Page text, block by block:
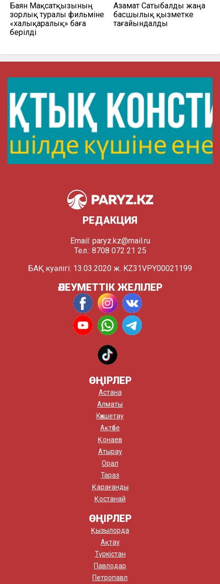
Баян Мақсатқызының
зорлық туралы фильміне
«халықаралық» баға
берілді
Азамат Сатыбалды жаңа
басшылық қызметке
тағайындалды
РЕДАКЦИЯ
Email: paryz.kz@mail.ru
Тел.: 8708 072 21 25
БАҚ куәлігі: 13.03.2020 ж. KZ31VPY00021199
ӘЛЕУМЕТТІК ЖЕЛІЛЕР
ӨҢІРЛЕР
Астана
Алматы
Көкшетау
Ақтөбе
Қонаев
Атырау
Орал
Тараз
Қарағанды
Қостанай
ӨҢІРЛЕР
Қызылорда
Ақтау
Түркістан
Павлодар
Петропавл